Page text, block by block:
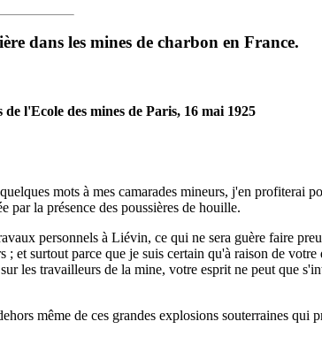
dans les mines de charbon en France.
l'Ecole des mines de Paris, 16 mai 1925
mots à mes camarades mineurs, j'en profiterai
par la présence des poussières de houille.
personnels à Liévin, ce qui ne sera guère faire
et surtout parce que je suis certain qu'à raison de
les travailleurs de la mine, votre esprit ne peut que
même de ces grandes explosions souterraines qui